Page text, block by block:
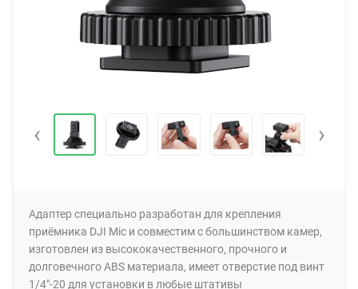
‹ ›
Адаптер специально разработан для крепления
приёмника DJI Mic и совместим с большинством камер,
изготовлен из высококачественного, прочного и
долговечного ABS материала, имеет отверстие под винт
1/4"-20 для установки в любые штативы